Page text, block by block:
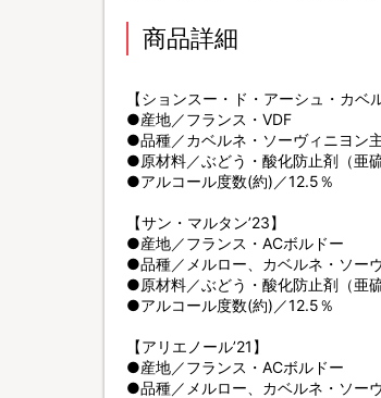
商品詳細
【ションスー・ド・アーシュ・カベ
●産地／フランス・VDF
●品種／カベルネ・ソーヴィニヨン
●原材料／ぶどう・酸化防止剤（亜硫
●アルコール度数(約)／12.5％
【サン・マルタン’23】
●産地／フランス・ACボルドー
●品種／メルロー、カベルネ・ソー
●原材料／ぶどう・酸化防止剤（亜
●アルコール度数(約)／12.5％
【アリエノール’21】
●産地／フランス・ACボルドー
●品種／メルロー、カベルネ・ソー